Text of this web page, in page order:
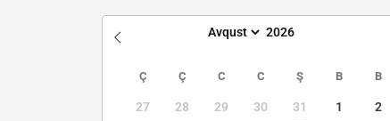
Ç Ç C C Ş B B
27 28 29 30 31 1 2